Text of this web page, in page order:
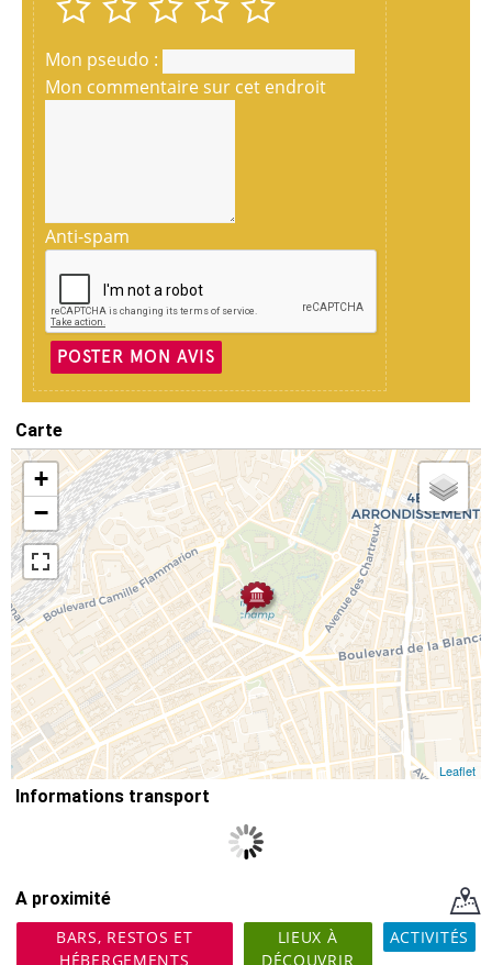
Mon pseudo :
Mon commentaire sur cet endroit
Anti-spam
POSTER MON AVIS
Carte
+
−
Leaflet
Informations transport
A proximité
BARS, RESTOS ET
HÉBERGEMENTS
LIEUX À
DÉCOUVRIR
ACTIVITÉS